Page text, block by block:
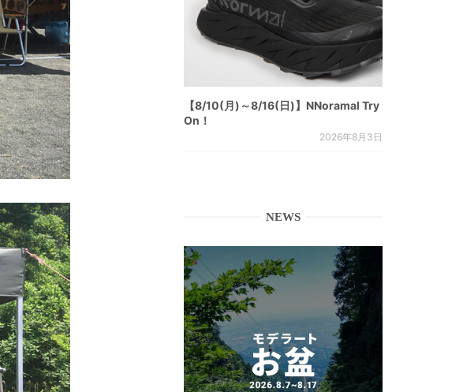
【8/10(月)～8/16(日)】NNoramal Try
On！
2026年8月3日
NEWS